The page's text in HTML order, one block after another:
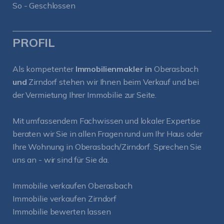
So - Geschlossen
PROFIL
Als kompetenter Immobilienmakler in Oberasbach
und Zirndorf stehen wir Ihnen beim Verkauf und bei
der Vermietung Ihrer Immobilie zur Seite.
Mit umfassendem Fachwissen und lokaler Expertise
beraten wir Sie in allen Fragen rund um Ihr Haus oder
Ihre Wohnung in Oberasbach/Zirndorf. Sprechen Sie
uns an - wir sind für Sie da.
Immobilie verkaufen Oberasbach
Immobilie verkaufen Zirndorf
Immobilie bewerten lassen